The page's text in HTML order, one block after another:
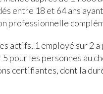
entre 18 et 64 ans
professionnelle
actifs, 1 employé sur 2 a
pour les personnes au
certifiantes, dont la